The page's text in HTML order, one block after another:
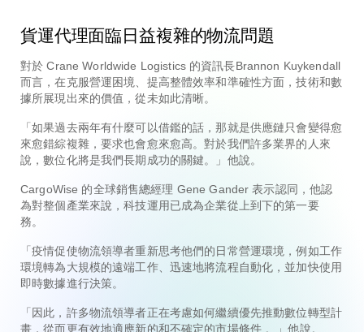
貨運代理面臨日益複雜的物流問題
對於 Crane Worldwide Logistics 的資訊長Brannon Kuykendall
而言，在克服營運困境、提高整體效率和準確性方面，技術和數
據所展現出來的價值，從未如此清晰。
「如果過去兩年有什麼可以借鑑的話，那就是供應鏈只會變得愈
來愈錯綜複雜，要求也會愈來愈高。對於我們許多業界的人來
說，數位化將是我們長期成功的關鍵。」他說。
CargoWise 的全球銷售總經理 Gene Gander 表示認同，他認
為對整個產業來說，科技運用已成為企業從上到下的第一要
務。
「疫情促使物流領導者重新思考他們的日常營運環境，例如工作
環境轉為大規模的遠端工作、迅速地將流程自動化，並加快使用
即時數據進行決策。
「因此，許多物流領導者正在考慮如何繼續優先推動數位轉型計
畫，從而更有效地適應新的和不確定的市場條件 。」他說。